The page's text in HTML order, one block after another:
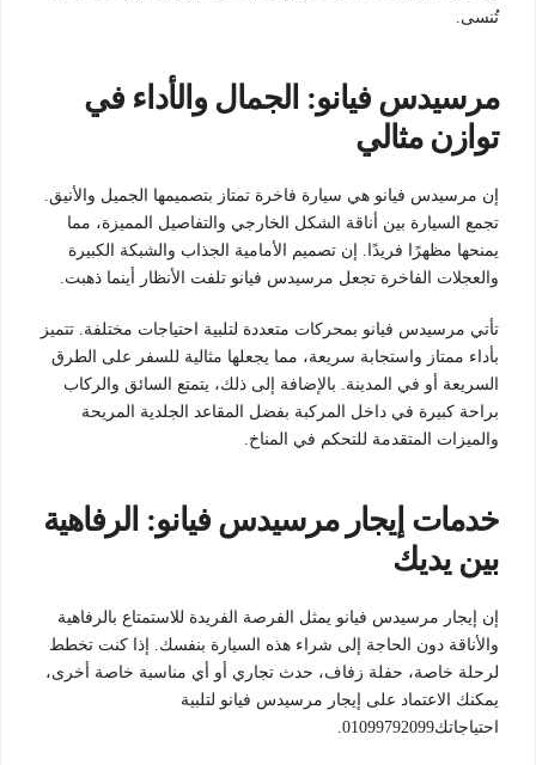
تُنسى.
مرسيدس فيانو: الجمال والأداء في
توازن مثالي
إن مرسيدس فيانو هي سيارة فاخرة تمتاز بتصميمها الجميل والأنيق.
تجمع السيارة بين أناقة الشكل الخارجي والتفاصيل المميزة، مما
يمنحها مظهرًا فريدًا. إن تصميم الأمامية الجذاب والشبكة الكبيرة
والعجلات الفاخرة تجعل مرسيدس فيانو تلفت الأنظار أينما ذهبت.
تأتي مرسيدس فيانو بمحركات متعددة لتلبية احتياجات مختلفة. تتميز
بأداء ممتاز واستجابة سريعة، مما يجعلها مثالية للسفر على الطرق
السريعة أو في المدينة. بالإضافة إلى ذلك، يتمتع السائق والركاب
براحة كبيرة في داخل المركبة بفضل المقاعد الجلدية المريحة
والميزات المتقدمة للتحكم في المناخ.
خدمات إيجار مرسيدس فيانو: الرفاهية
بين يديك
إن إيجار مرسيدس فيانو يمثل الفرصة الفريدة للاستمتاع بالرفاهية
والأناقة دون الحاجة إلى شراء هذه السيارة بنفسك. إذا كنت تخطط
لرحلة خاصة، حفلة زفاف، حدث تجاري أو أي مناسبة خاصة أخرى،
يمكنك الاعتماد على إيجار مرسيدس فيانو لتلبية
احتياجاتك01099792099.